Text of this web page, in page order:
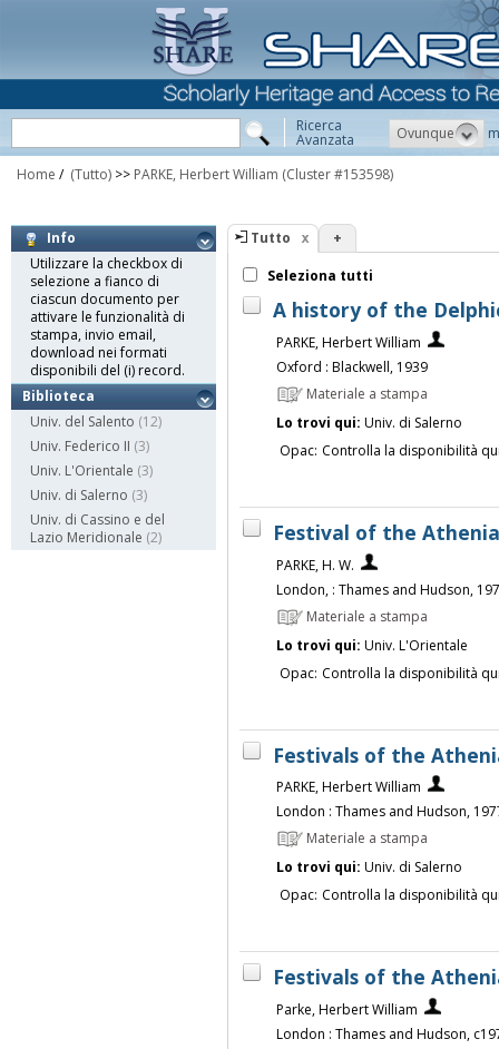
Ricerca
Avanzata Ovunque
Home / (Tutto) >> PARKE, Herbert William (Cluster #153598)
Info
Utilizzare la checkbox di
selezione a fianco di
ciascun documento per
attivare le funzionalità di
stampa, invio email,
download nei formati
disponibili del (i) record.
Biblioteca
Univ. del Salento (12)
Univ. Federico II (3)
Univ. L'Orientale (3)
Univ. di Salerno (3)
Univ. di Cassino e del
Lazio Meridionale (2)
Tutto +
Seleziona tutti
A history of the
PARKE, Herbert William
Oxford : Blackwell, 1939
Materiale a stampa
Lo trovi qui: Univ. di Salerno
Opac: Controlla la disponibilità
Festival of the
PARKE, H. W.
London, : Thames and Hudson,
Materiale a stampa
Lo trovi qui: Univ. L'Orientale
Opac: Controlla la disponibilità
Festivals of the
PARKE, Herbert William
London : Thames and Hudson,
Materiale a stampa
Lo trovi qui: Univ. di Salerno
Opac: Controlla la disponibilità
Festivals of the
Parke, Herbert William
London : Thames and Hudson,